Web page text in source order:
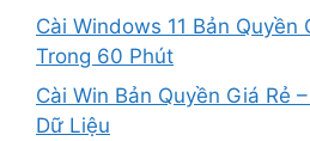
Cài Windows 11 Bản Quyền
Trong 60 Phút
Cài Win Bản Quyền Giá Rẻ
Dữ Liệu